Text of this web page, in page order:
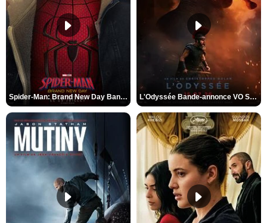
Spider-Man: Brand New Day Bande-annonce VO STFR L'Odyssée Bande-annonce VO STFR